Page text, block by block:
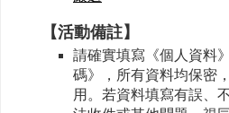
【活動備註】
請確實填寫《個人資料
碼》，所有資料均保密
用。若資料填寫有誤、